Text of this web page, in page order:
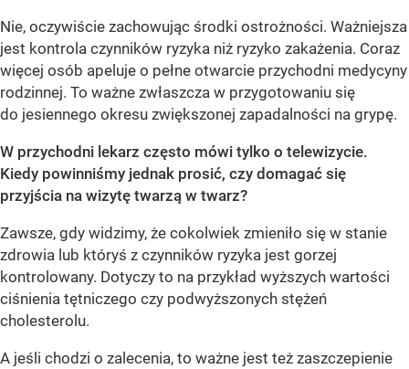
Nie, oczywiście zachowując środki ostrożności. Ważniejsza
jest kontrola czynników ryzyka niż ryzyko zakażenia. Coraz
więcej osób apeluje o pełne otwarcie przychodni medycyny
rodzinnej. To ważne zwłaszcza w przygotowaniu się
do jesiennego okresu zwiększonej zapadalności na grypę.
W przychodni lekarz często mówi tylko o telewizycie.
Kiedy powinniśmy jednak prosić, czy domagać się
przyjścia na wizytę twarzą w twarz?
Zawsze, gdy widzimy, że cokolwiek zmieniło się w stanie
zdrowia lub któryś z czynników ryzyka jest gorzej
kontrolowany. Dotyczy to na przykład wyższych wartości
ciśnienia tętniczego czy podwyższonych stężeń
cholesterolu.
A jeśli chodzi o zalecenia, to ważne jest też zaszczepienie